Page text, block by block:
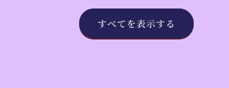
すべてを表示する